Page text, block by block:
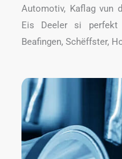
Automotiv, Kaflag vun
Eis Deeler si perfekt
Beafingen, Schëffster,